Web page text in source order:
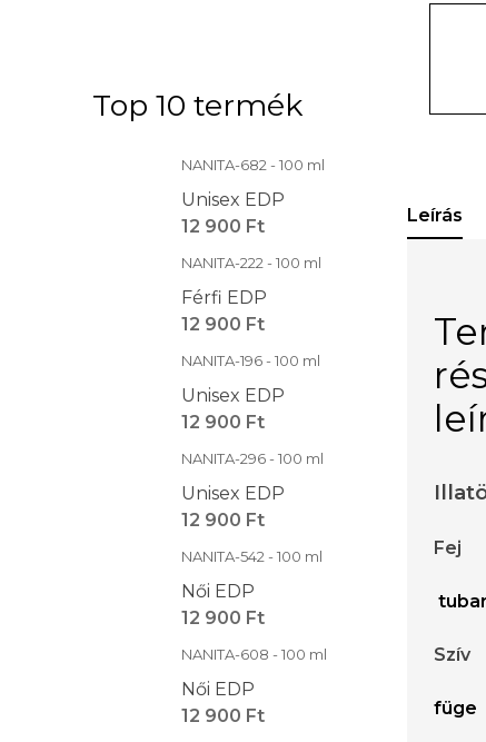
Top 10 termék
NANITA-682 - 100 ml
Unisex EDP
12 900 Ft
NANITA-222 - 100 ml
Férfi EDP
12 900 Ft
NANITA-196 - 100 ml
Unisex EDP
12 900 Ft
NANITA-296 - 100 ml
Unisex EDP
12 900 Ft
NANITA-542 - 100 ml
Női EDP
12 900 Ft
NANITA-608 - 100 ml
Női EDP
12 900 Ft
Leírás
Fej
Szív
füge